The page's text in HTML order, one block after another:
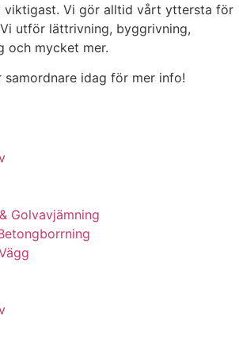
viktigast. Vi gör alltid vårt yttersta för
utför lättrivning, byggrivning,
och mycket mer.
idag för mer info!
Golvavjämning